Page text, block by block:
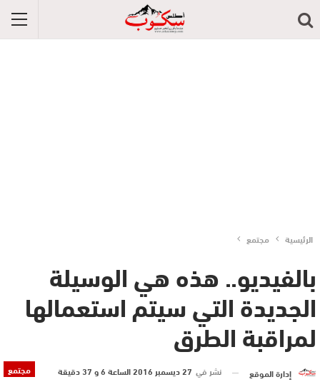
الرئيسية مجتمع
بالفيديو.. هذه هي الوسيلة
الجديدة التي سيتم استعمالها
لمراقبة الطرق
مجتمع إدارة الموقع نشر في 27 ديسمبر 2016 الساعة 6 و 37 دقيقة